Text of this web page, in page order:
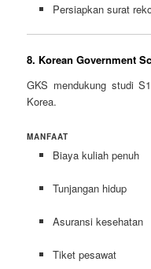
Persiapkan surat
8. Korean Government
GKS mendukung studi
Korea.
MANFAAT
Biaya kuliah penuh
Tunjangan hidup
Asuransi kesehatan
Tiket pesawat